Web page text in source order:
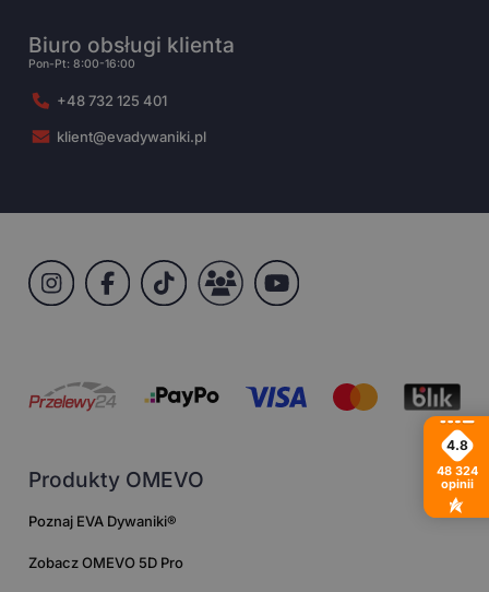
Biuro obsługi klienta
Pon-Pt: 8:00-16:00
+48 732 125 401
klient@evadywaniki.pl
Produkty OMEVO
Poznaj EVA Dywaniki®
Zobacz OMEVO 5D Pro
4.8
48 324
opinii